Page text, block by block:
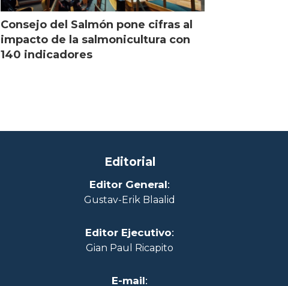
Consejo del Salmón pone cifras al
impacto de la salmonicultura con
140 indicadores
Editorial
Editor General:
Gustav-Erik Blaalid
Editor Ejecutivo:
Gian Paul Ricapito
E-mail: